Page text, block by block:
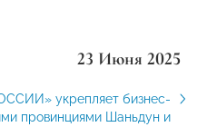
23 Июня 2025
укрепляет бизнес-
провинциями Шаньдун и